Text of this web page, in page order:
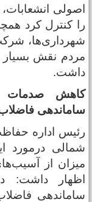
کنترل کرد
شرکت
نقش بسیار
صدمات
فاضلاب
اداره
درمورد
از
داشت: